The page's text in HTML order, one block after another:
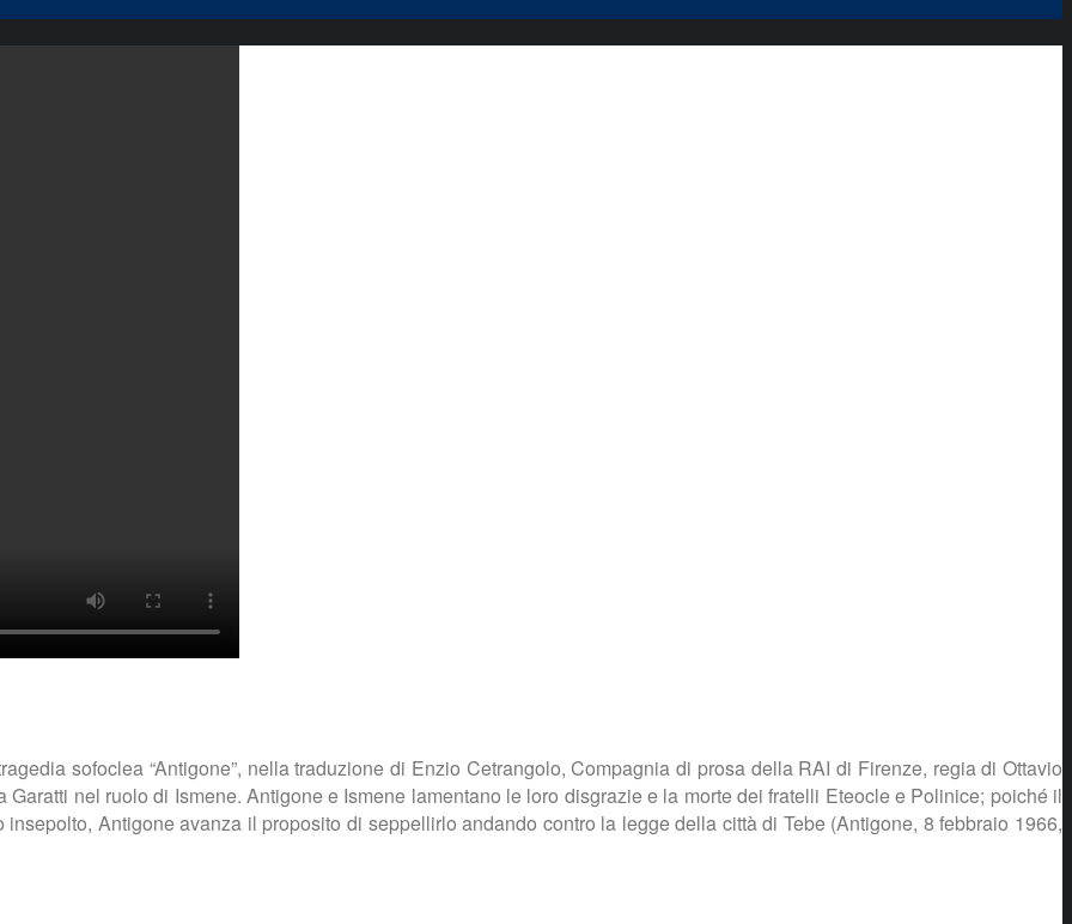
sofoclea “Antigone”, nella traduzione di Enzio Cetrangolo, Compagnia di prosa della RAI di Firenze, regia di Ottavio
nel ruolo di Ismene. Antigone e Ismene lamentano le loro disgrazie e la morte dei fratelli Eteocle e Polinice; poiché il
Antigone avanza il proposito di seppellirlo andando contro la legge della città di Tebe (Antigone, 8 febbraio 1966,